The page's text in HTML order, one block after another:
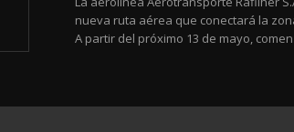
nueva ruta aérea que conectará la
A partir del próximo 13 de mayo,